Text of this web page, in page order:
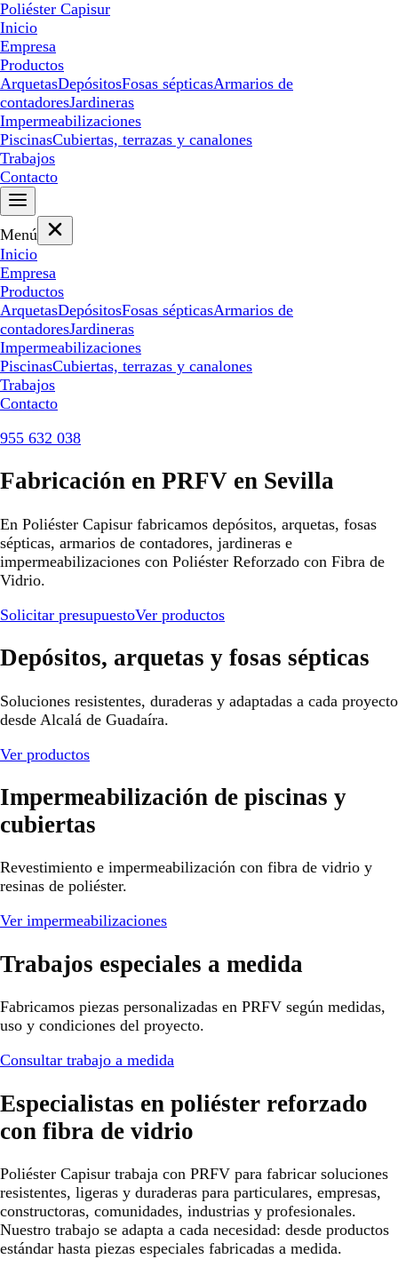
Poliéster Capisur
Inicio
Empresa
Productos
ArquetasDepósitosFosas sépticasArmarios de
contadoresJardineras
Impermeabilizaciones
PiscinasCubiertas, terrazas y canalones
Trabajos
Contacto
Menú
Inicio
Empresa
Productos
ArquetasDepósitosFosas sépticasArmarios de
contadoresJardineras
Impermeabilizaciones
PiscinasCubiertas, terrazas y canalones
Trabajos
Contacto
955 632 038
Fabricación en PRFV en Sevilla
En Poliéster Capisur fabricamos depósitos, arquetas, fosas
sépticas, armarios de contadores, jardineras e
impermeabilizaciones con Poliéster Reforzado con Fibra de
Vidrio.
Solicitar presupuestoVer productos
Depósitos, arquetas y fosas sépticas
Soluciones resistentes, duraderas y adaptadas a cada proyecto
desde Alcalá de Guadaíra.
Ver productos
Impermeabilización de piscinas y
cubiertas
Revestimiento e impermeabilización con fibra de vidrio y
resinas de poliéster.
Ver impermeabilizaciones
Trabajos especiales a medida
Fabricamos piezas personalizadas en PRFV según medidas,
uso y condiciones del proyecto.
Consultar trabajo a medida
Especialistas en poliéster reforzado
con fibra de vidrio
Poliéster Capisur trabaja con PRFV para fabricar soluciones
resistentes, ligeras y duraderas para particulares, empresas,
constructoras, comunidades, industrias y profesionales.
Nuestro trabajo se adapta a cada necesidad: desde productos
estándar hasta piezas especiales fabricadas a medida.